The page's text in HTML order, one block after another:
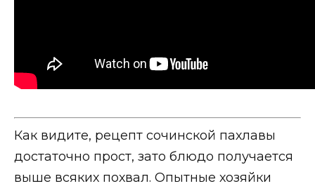
Как видите, рецепт сочинской пахлавы
достаточно прост, зато блюдо получается
выше всяких похвал. Опытные хозяйки